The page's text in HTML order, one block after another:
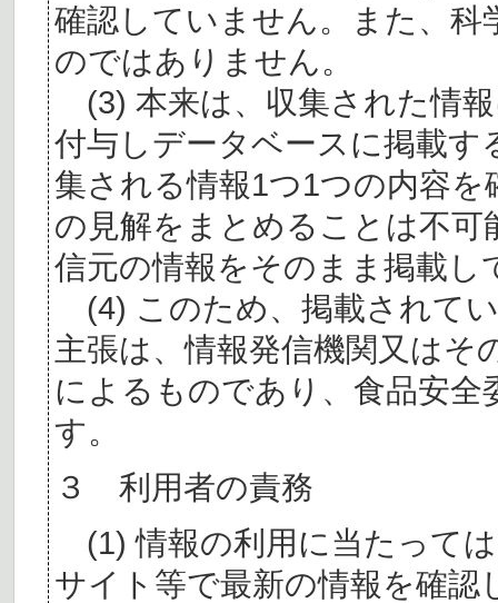
確認していません。また、
のではありません。
(3) 本来は、収集された情
付与しデータベースに掲載
集される情報1つ1つの内容
の見解をまとめることは不
信元の情報をそのまま掲載し
(4) このため、掲載されて
主張は、情報発信機関又はそ
によるものであり、食品安
す。
３ 利用者の責務
(1) 情報の利用に当たって
サイト等で最新の情報を確認